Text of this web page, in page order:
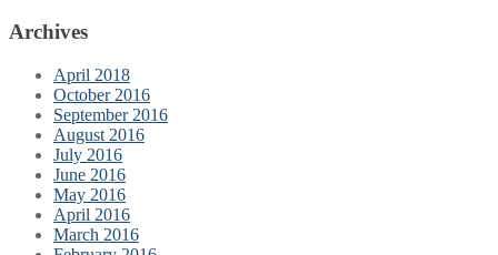
Archives
April 2018
October 2016
September 2016
August 2016
July 2016
June 2016
May 2016
April 2016
March 2016